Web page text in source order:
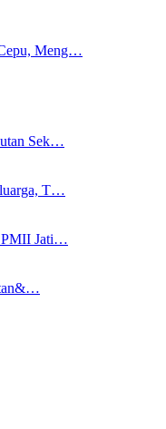
Meng…
Sek…
T…
PMII Jati…